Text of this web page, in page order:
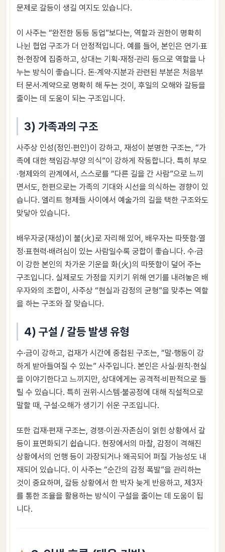
문제로 갈등이 생길 여지도 있습니다.
이 사주는 “완전한 동등 동업”보다는, 역할과 권한이 명확히
나뉜 협업 구조가 더 안정적입니다. 예를 들어, 본인은 연기·표
현·현장에 집중하고, 상대는 기획·재정·관리 등으로 역할을 나
누는 방식이 좋습니다. 돈·계약·지분과 관련된 부분은 처음부
터 문서·계약으로 명확히 해 두는 것이, 후일의 오해와 갈등을
줄이는 데 도움이 되는 구조입니다.
3) 가족과의 구조
사주상 인성(정인·편인)이 강하고, 재성이 분명한 구조는, “가
족에 대한 책임감·부양 의식”이 강하게 작동합니다. 특히 부모
·형제와의 관계에서, 스스로를 “다른 길을 간 사람”으로 느끼
면서도, 한편으로는 가족의 기대와 시선을 의식하는 경향이 있
습니다. 엘리트 형제들 사이에서 예술가의 길을 택한 구조와도
맞닿아 있습니다.
배우자궁(재성)이 불(火)로 자리해 있어, 배우자는 따뜻함·열
정·표현력·배려심이 있는 사람일수록 궁합이 좋습니다. 수·금
이 강한 본인의 차가운 기운을 화(火)의 따뜻함이 덮어 주는
구조입니다. 실제로도 가정을 지키기 위해 연기를 내려놓은 배
우자와의 조합이, 사주상 “현실과 감정의 균형”을 맞추는 역할
을 하는 구조와 잘 맞습니다.
4) 구설 / 갈등 발생 유형
수·금이 강하고, 겁재가 시간에 중첩된 구조는, “말·행동이 강
하게 받아들여질 수 있는” 사주입니다. 본인은 사실·원칙·현실
을 이야기한다고 느끼지만, 상대에게는 공격적·비판적으로 들
릴 수 있습니다. 특히 권위·시스템·불공정에 대해 직설적으로
말할 때, 구설·오해가 생기기 쉬운 구조입니다.
또한 겁재·편재 구조는, 경쟁·이권·자존심이 얽힌 상황에서 갈
등이 표면화되기 쉽습니다. 현장에서의 마찰, 감정이 격해진
상황에서의 언행 등이 과장되거나 왜곡되어 퍼질 가능성도 내
재되어 있습니다. 이 사주는 “순간의 감정 폭발”을 관리하는
것이 중요하며, 갈등 상황에서 한 박자 늦게 반응하고, 제3자
를 통한 조율을 활용하는 방식이 구설을 줄이는 데 도움이 됩
니다.